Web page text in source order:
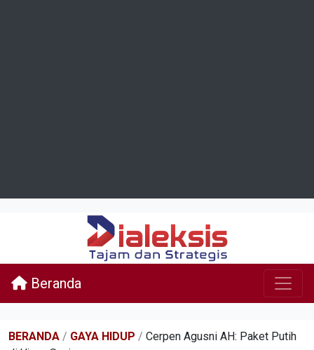
Beranda
BERANDA / GAYA HIDUP / Cerpen Agusni AH: Paket Putih